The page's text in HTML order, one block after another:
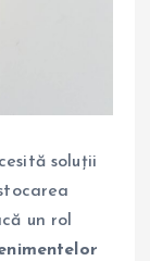
soluții
un rol